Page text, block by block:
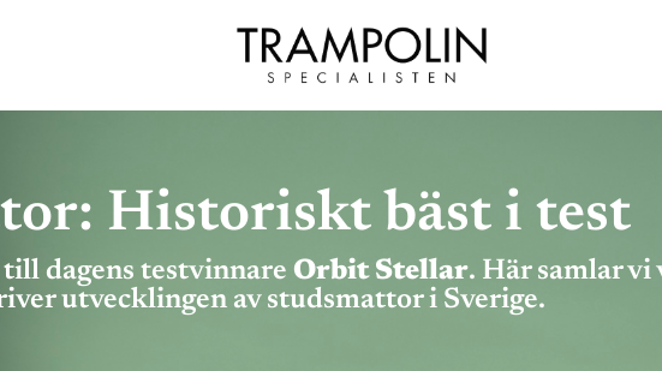
Historiskt bäst i test
dagens testvinnare Orbit Stellar. Här samlar
utvecklingen av studsmattor i Sverige.